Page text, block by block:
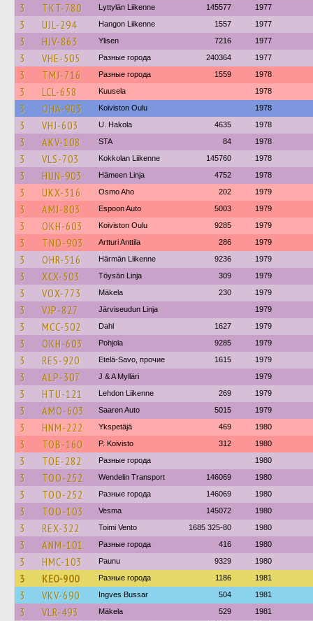
3 TKT-780 Lyttylän Liikenne 145577 1977
3 UJL-294 Hangon Liikenne 1557 1977
3 HJV-863 Ylisen 7216 1977
3 VHE-505 Разные города 240364 1977
3 TMJ-716 Разные города 1559 1978
3 LCL-658 Kuusela 1978
3 OHA-903 Koiviston Oulu 1978
3 VHJ-603 U. Hakola 4635 1978
3 AKV-108 STA 84 1978
3 VLS-703 Kokkolan Liikenne 145760 1978
3 HUN-903 Hämeen Linja 4752 1978
3 UKX-316 Osmo Aho 202 1979
3 AMJ-803 Espoon Auto 5003 1979
3 OKH-603 Koiviston Oulu 9285 1979
3 TNO-903 Artturi Anttila 286 1979
3 OHR-516 Härmän Liikenne 9236 1979
3 XCX-503 Töysän Linja 309 1979
3 VOX-773 Mäkela 230 1979
3 VJP-827 Järviseudun Linja 1979
3 MCC-502 Dahl 1627 1979
3 OKH-603 Pohjola 9285 1979
3 RES-920 Etelä-Savo, прочие 1615 1979
3 ALP-307 J & A Mylläri 1979
3 HTU-121 Lehdon Liikenne 269 1979
3 AMO-603 Saaren Auto 5015 1979
3 HNM-222 Ykspetäjä 469 1980
3 TOB-160 P. Koivisto 312 1980
3 TOE-282 Разные города 1980
3 TOO-252 Wendelin Transport 146069 1980
3 TOO-252 Разные города 146069 1980
3 TOO-103 Vesma 145072 1980
3 REX-322 Toimi Vento 1685 325-80 1980
3 ANM-101 Разные города 416 1980
3 HMC-103 Paunu 9329 1980
3 KEO-900 Разные города 1186 1981
3 VKV-690 Ingves Bussar 504 1981
3 VLR-493 Mäkela 529 1981